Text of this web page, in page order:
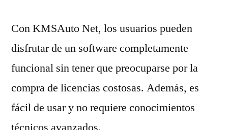
Con KMSAuto Net, los usuarios pueden
disfrutar de un software completamente
funcional sin tener que preocuparse por la
compra de licencias costosas. Además, es
fácil de usar y no requiere conocimientos